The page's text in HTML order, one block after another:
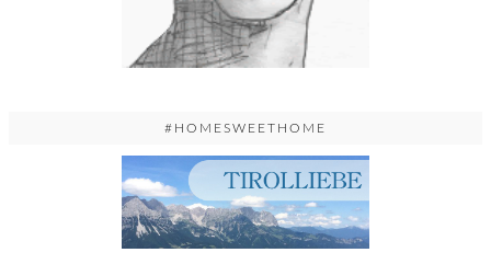
#HOMESWEETHOME